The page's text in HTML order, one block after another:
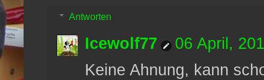
Antworten
Icewolf77
06 April,
Keine Ahnung, kann